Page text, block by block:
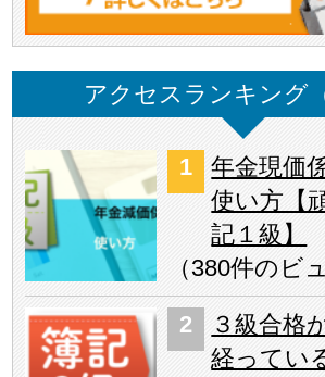
アクセスランキング
年金現価
使い方【
記１級】
（380件のビ
３級合格
経ってい